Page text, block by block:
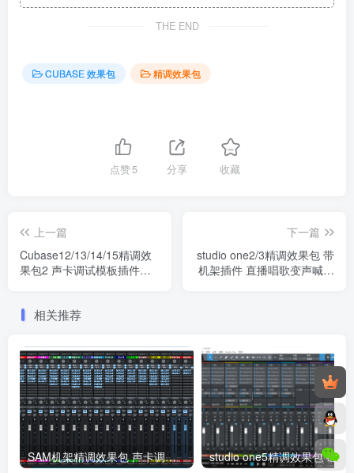
THE END
CUBASE 效果包 精调效果包
点赞5 分享 收藏
上一篇
Cubase12/13/14/15精调效
果包2 声卡调试模板插件预
下一篇
studio one2/3精调效果包 带
机架插件 直播唱歌变声喊麦
相关推荐
SAM机架精调效果包 声卡调试安装包一键安装版模板 带插件预设效果文件